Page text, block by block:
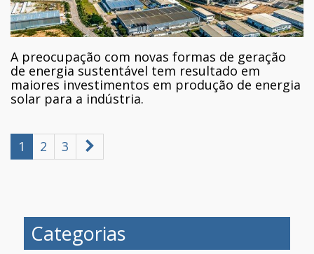
A preocupação com novas formas de geração
de energia sustentável tem resultado em
maiores investimentos em produção de energia
solar para a indústria.
1 2 3
Categorias